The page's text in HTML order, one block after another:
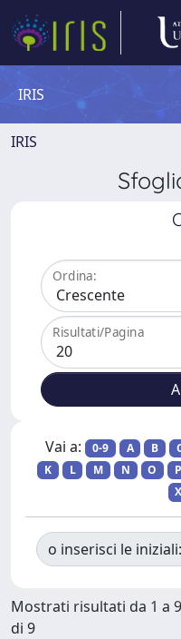
IRIS
IRIS
Ordina:
Risultati/Pagina
Vai a: 0-9 A B
K
L M N O P
X
o inserisci le iniziali:
Mostrati risultati da 1 a 9
di 9